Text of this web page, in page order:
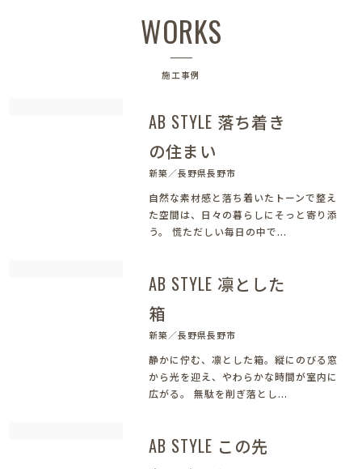
WORKS
施工事例
AB STYLE 落ち着き
の住まい
新築／長野県長野市
自然な素材感と落ち着いたトーンで整え
た空間は、日々の暮らしにそっと寄り添
う。 慌ただしい毎日の中で...
AB STYLE 凛とした
箱
新築／長野県長野市
静かに佇む、凛とした箱。縦にのびる窓
から光を迎え、やわらかな時間が室内に
広がる。 無駄を削ぎ落とし...
AB STYLE この先